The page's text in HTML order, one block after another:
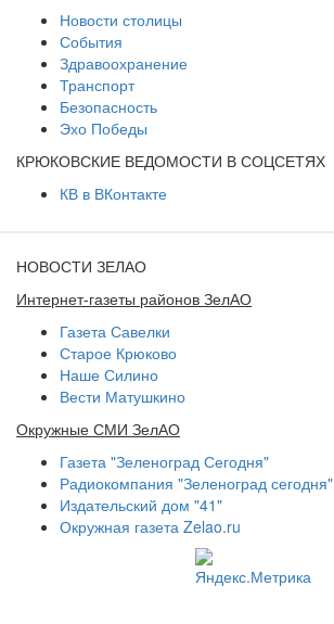
Новости столицы
События
Здравоохранение
Транспорт
Безопасность
Эхо Победы
КРЮКОВСКИЕ ВЕДОМОСТИ В СОЦСЕТЯХ
КВ в ВКонтакте
НОВОСТИ ЗЕЛАО
Интернет-газеты районов ЗелАО
Газета Савелки
Старое Крюково
Наше Силино
Вести Матушкино
Окружные СМИ ЗелАО
Газета "Зеленоград Сегодня"
Радиокомпания "Зеленоград сегодня"
Издательский дом "41"
Окружная газета Zelao.ru